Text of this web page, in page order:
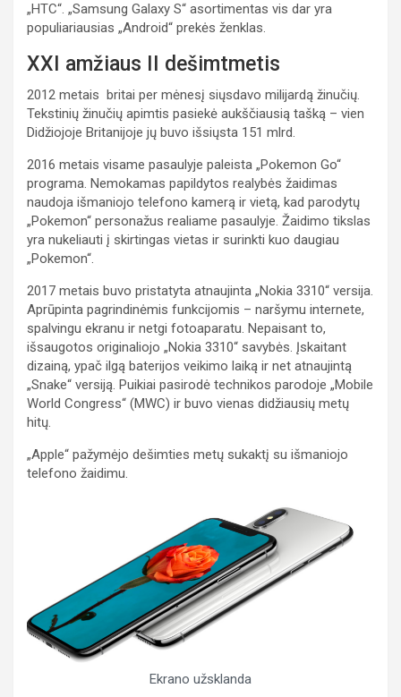
„HTC“. „Samsung Galaxy S“ asortimentas vis dar yra
populiariausias „Android“ prekės ženklas.
XXI amžiaus II dešimtmetis
2012 metais britai per mėnesį siųsdavo milijardą žinučių.
Tekstinių žinučių apimtis pasiekė aukščiausią tašką – vien
Didžiojoje Britanijoje jų buvo išsiųsta 151 mlrd.
2016 metais visame pasaulyje paleista „Pokemon Go“
programa. Nemokamas papildytos realybės žaidimas
naudoja išmaniojo telefono kamerą ir vietą, kad parodytų
„Pokemon“ personažus realiame pasaulyje. Žaidimo tikslas
yra nukeliauti į skirtingas vietas ir surinkti kuo daugiau
„Pokemon“.
2017 metais buvo pristatyta atnaujinta „Nokia 3310“ versija.
Aprūpinta pagrindinėmis funkcijomis – naršymu internete,
spalvingu ekranu ir netgi fotoaparatu. Nepaisant to,
išsaugotos originaliojo „Nokia 3310“ savybės. Įskaitant
dizainą, ypač ilgą baterijos veikimo laiką ir net atnaujintą
„Snake“ versiją. Puikiai pasirodė technikos parodoje „Mobile
World Congress“ (MWC) ir buvo vienas didžiausių metų
hitų.
„Apple“ pažymėjo dešimties metų sukaktį su išmaniojo
telefono žaidimu.
Ekrano užsklanda